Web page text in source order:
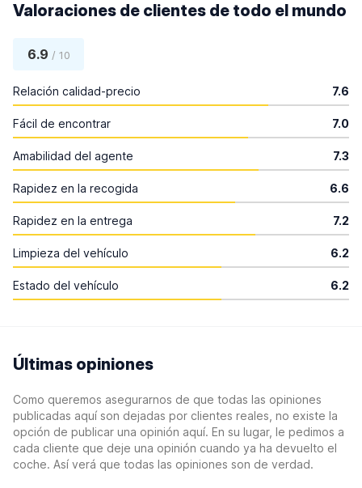
Valoraciones de clientes de todo el mundo
6.9 / 10
Relación calidad-precio 7.6
Fácil de encontrar 7.0
Amabilidad del agente 7.3
Rapidez en la recogida 6.6
Rapidez en la entrega 7.2
Limpieza del vehículo 6.2
Estado del vehículo 6.2
Últimas opiniones
Como queremos asegurarnos de que todas las opiniones
publicadas aquí son dejadas por clientes reales, no existe la
opción de publicar una opinión aquí. En su lugar, le pedimos a
cada cliente que deje una opinión cuando ya ha devuelto el
coche. Así verá que todas las opiniones son de verdad.